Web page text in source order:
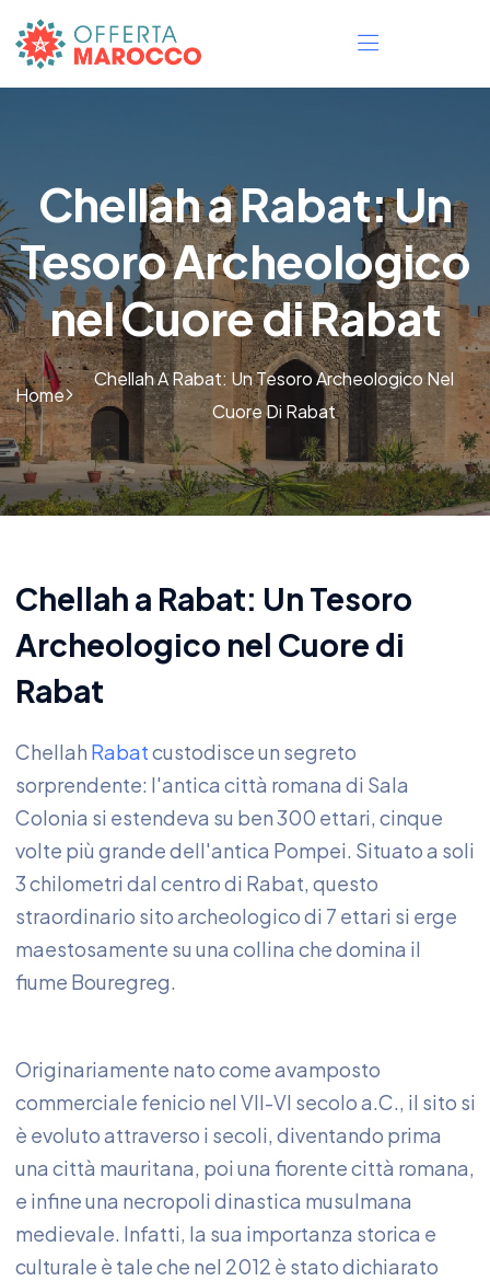
Chellah a Rabat: Un
Tesoro Archeologico
nel Cuore di Rabat
Home
Chellah A Rabat: Un Tesoro Archeologico Nel
Cuore Di Rabat
Chellah a Rabat: Un Tesoro
Archeologico nel Cuore di
Rabat
Chellah Rabatcustodisce un segreto
sorprendente: l'antica città romana di Sala
Colonia si estendeva su ben 300 ettari, cinque
volte più grande dell'antica Pompei. Situato a soli
3 chilometri dal centro di Rabat, questo
straordinario sito archeologico di 7 ettari si erge
maestosamente su una collina che domina il
fiume Bouregreg.
Originariamente nato come avamposto
commerciale fenicio nel VII-VI secolo a.C., il sito si
è evoluto attraverso i secoli, diventando prima
una città mauritana, poi una fiorente città romana,
e infine una necropoli dinastica musulmana
medievale. Infatti, la sua importanza storica e
culturale è tale che nel 2012 è stato dichiarato